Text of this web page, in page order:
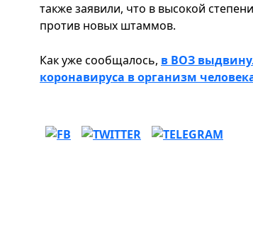
также заявили, что в высокой
против новых штаммов.
Как уже сообщалось, в ВОЗ
коронавируса в организм